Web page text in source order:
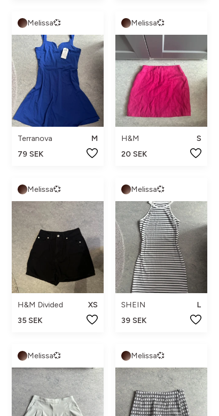
Melissa💞
Terranova
M
79 SEK
Melissa💞
H&M
S
20 SEK
Melissa💞
H&M Divided
XS
35 SEK
Melissa💞
SHEIN
L
39 SEK
Melissa💞 Melissa💞